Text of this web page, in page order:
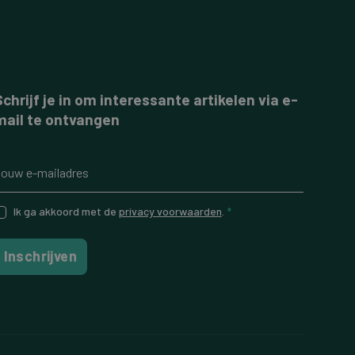
je in om interessante artikelen via e-
te ontvangen
Ik ga akkoord met de privacy voorwaarden *
Inschrijven